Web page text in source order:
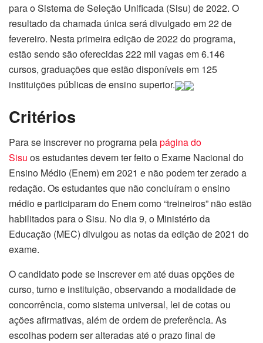
para o Sistema de Seleção Unificada (Sisu) de 2022. O
resultado da chamada única será divulgado em 22 de
fevereiro. Nesta primeira edição de 2022 do programa,
estão sendo são oferecidas 222 mil vagas em 6.146
cursos, graduações que estão disponíveis em 125
instituições públicas de ensino superior.
Critérios
Para se inscrever no programa pelapágina do
Sisu os estudantes devem ter feito o Exame Nacional do
Ensino Médio (Enem) em 2021 e não podem ter zerado a
redação. Os estudantes que não concluíram o ensino
médio e participaram do Enem como “treineiros” não estão
habilitados para o Sisu. No dia 9, o Ministério da
Educação (MEC) divulgou as notas da edição de 2021 do
exame.
O candidato pode se inscrever em até duas opções de
curso, turno e instituição, observando a modalidade de
concorrência, como sistema universal, lei de cotas ou
ações afirmativas, além de ordem de preferência. As
escolhas podem ser alteradas até o prazo final de